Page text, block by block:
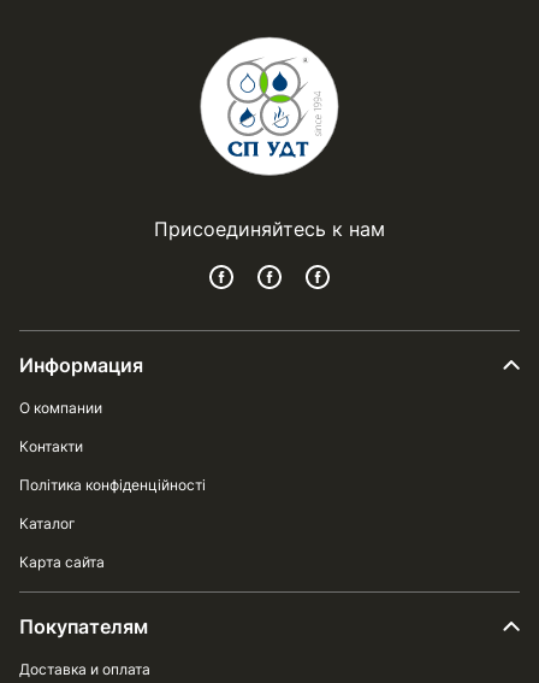
Присоединяйтесь к нам
Информация
О компании
Контакти
Політика конфіденційності
Каталог
Карта сайта
Покупателям
Доставка и оплата